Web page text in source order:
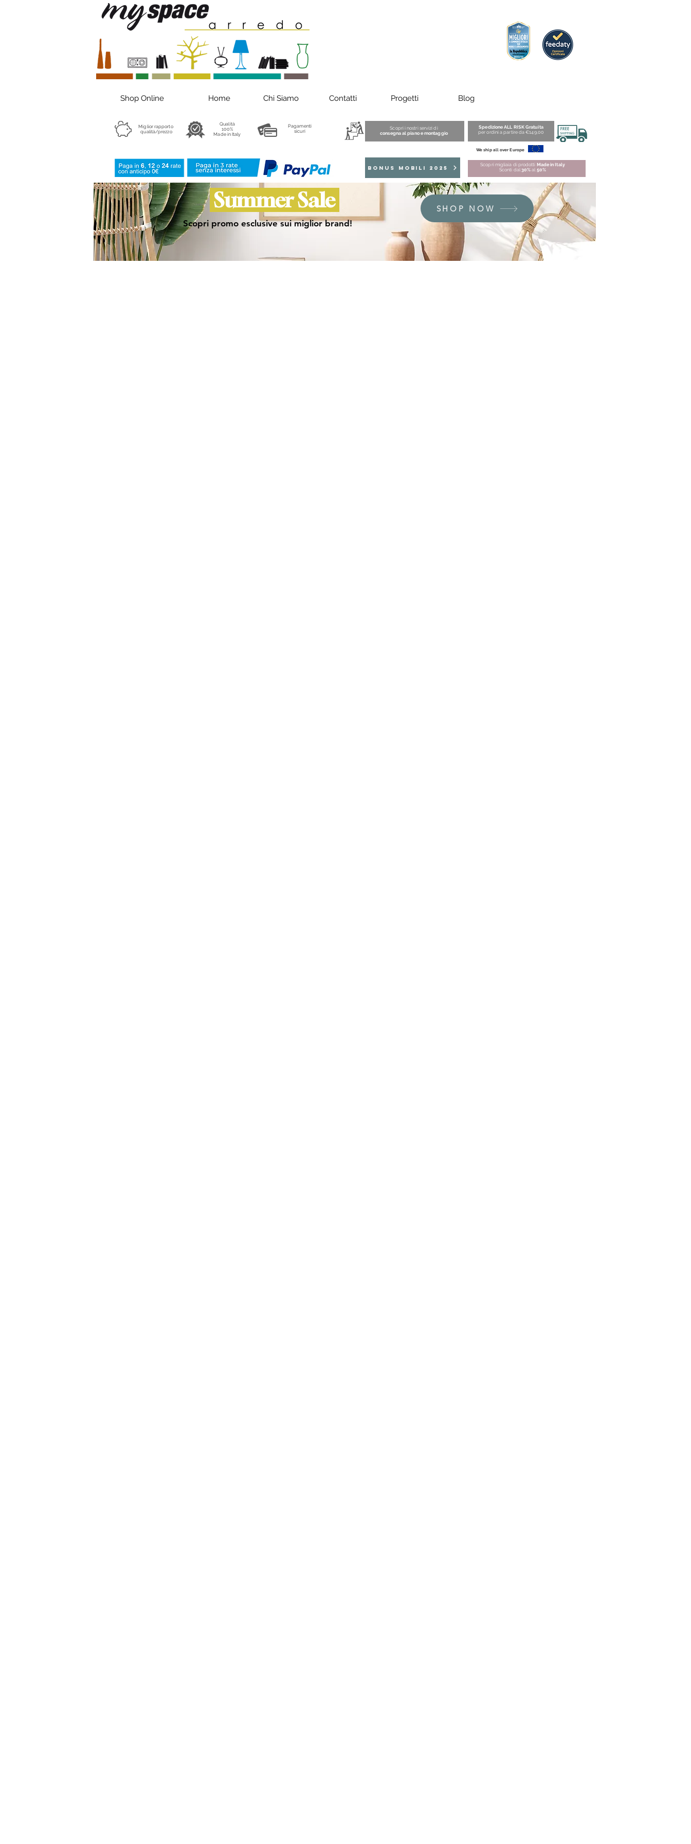
Shop Online Home Chi Siamo Contatti Progetti Blog
Miglior rapporto
qualità/prezzo
Qualità
100%
Made in Italy
Pagamenti
sicuri
Scopri i nostri servizi di
consegna al piano e montaggio
Spedizione ALL RISK Gratuita
per ordini a partire da €149,00
We ship all over Europe
BONUS MOBILI 2025 Scopri migliaia di prodotti Made in Italy
Sconti dal30% al 50%
Summer Sale
Scopri promo esclusive sui miglior brand!
SHOP NOW